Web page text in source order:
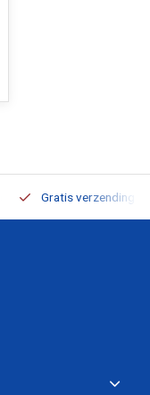
Gratis verzending